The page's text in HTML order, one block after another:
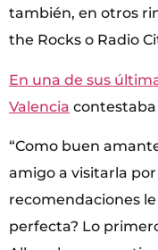
también, en otros
the Rocks o Radio
En una de sus
Valencia contestaba
“Como buen
amigo a visitarla
recomendaciones
perfecta? Lo